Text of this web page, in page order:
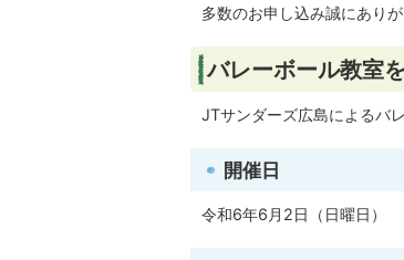
多数のお申し込み誠にありが
バレーボール教室
JTサンダーズ広島によるバ
開催日
令和6年6月2日（日曜日）